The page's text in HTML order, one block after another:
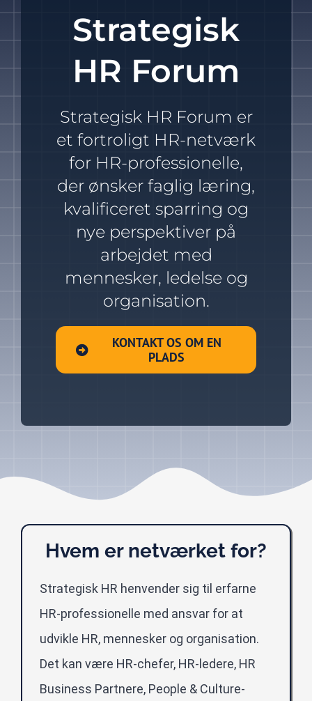
HR Akademi
HR-Webinar
HR RealityTjek
HR System
Om Strategisk HR
Strategisk
HR Forum
Strategisk HR Forum er
et fortroligt HR-netværk
for HR-professionelle,
der ønsker faglig læring,
kvalificeret sparring og
nye perspektiver på
arbejdet med
mennesker, ledelse og
organisation.
KONTAKT OS OM EN
PLADS
Hvem er netværket for?
Strategisk HR henvender sig til erfarne
HR-professionelle med ansvar for at
udvikle HR, mennesker og organisation.
Det kan være HR-chefer, HR-ledere, HR
Business Partnere, People & Culture-